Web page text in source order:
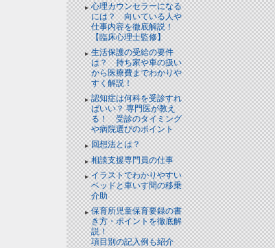
心理カウンセラーになる
には？ 向いている人や
仕事内容を徹底解説！
【臨床心理士監修】
生活保護の受給の要件
は？ 持ち家や車の扱い
から医療費までわかりや
すく解説！
認知症は何科を受診すれ
ばいい？ 専門医が教え
る！ 受診のタイミング
や病院選びのポイント
回想法とは？
相談支援専門員の仕事
イラストでわかりやすい
ベッドと⾞いす間の移乗
介助
保育所児童保育要録の書
き方・ポイントを徹底解
説！
項目別の記入例も紹介